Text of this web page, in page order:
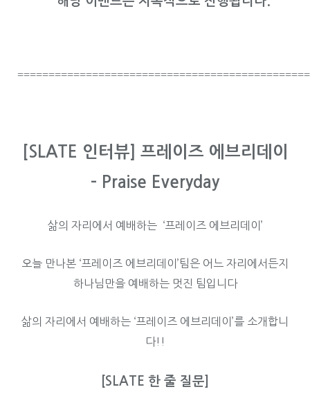
[SLATE 인터뷰] 프레이즈 에브리데이
– Praise Everyday
삶의 자리에서 예배하는 ‘프레이즈 에브리데이’
오늘 만나본 ‘프레이즈 에브리데이’팀은 어느 자리에서든지
하나님만을 예배하는 멋진 팀입니다
삶의 자리에서 예배하는 ‘프레이즈 에브리데이’를 소개합니
다!!
[SLATE 한 줄 질문]